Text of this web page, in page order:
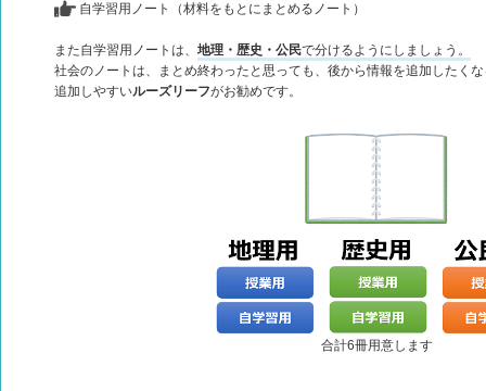
自学習用ノート（材料をもとにまとめるノート）
また自学習用ノートは、地理・歴史・公民で分けるようにしましょう。
社会のノートは、まとめ終わったと思っても、後から情報を追加したく
追加しやすいルーズリーフがお勧めです。
合計6冊用意します